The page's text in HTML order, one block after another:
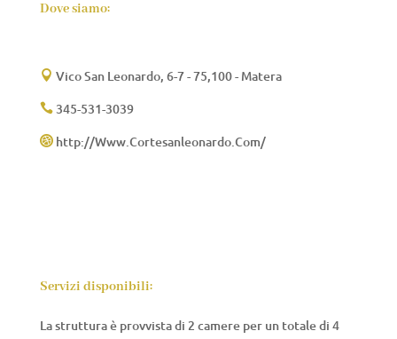
Dove siamo:
 Vico San Leonardo, 6-7 - 75,100 - Matera
345-531-3039
http://Www.Cortesanleonardo.Com/
Servizi disponibili:
La struttura è provvista di 2 camere per un totale di 4